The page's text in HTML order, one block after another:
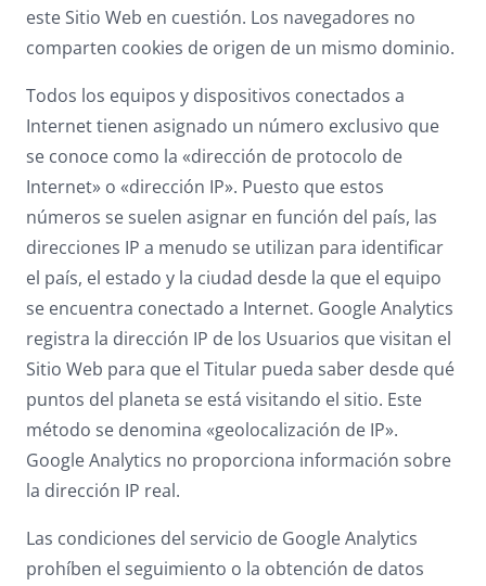
este Sitio Web en cuestión. Los navegadores no
comparten cookies de origen de un mismo dominio.
Todos los equipos y dispositivos conectados a
Internet tienen asignado un número exclusivo que
se conoce como la «dirección de protocolo de
Internet» o «dirección IP». Puesto que estos
números se suelen asignar en función del país, las
direcciones IP a menudo se utilizan para identificar
el país, el estado y la ciudad desde la que el equipo
se encuentra conectado a Internet. Google Analytics
registra la dirección IP de los Usuarios que visitan el
Sitio Web para que el Titular pueda saber desde qué
puntos del planeta se está visitando el sitio. Este
método se denomina «geolocalización de IP».
Google Analytics no proporciona información sobre
la dirección IP real.
Las condiciones del servicio de Google Analytics
prohíben el seguimiento o la obtención de datos